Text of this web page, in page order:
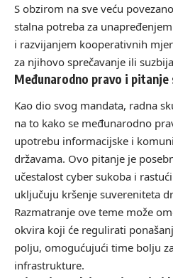
S obzirom na sve veću
stalna potreba za
i razvijanjem kooperativnih
za njihovo sprečavanje ili
Međunarodno pravo i
Kao dio svog mandata, radna
na to kako se međunarodno
upotrebu informacijske i
državama. Ovo pitanje je
učestalost cyber sukoba i
uključuju kršenje suvereniteta
Razmatranje ove teme može
okvira koji će regulirati
polju, omogućujući time bolju
infrastrukture.